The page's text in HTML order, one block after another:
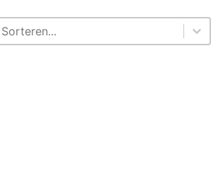
Sorteren
Sort content
Sort content